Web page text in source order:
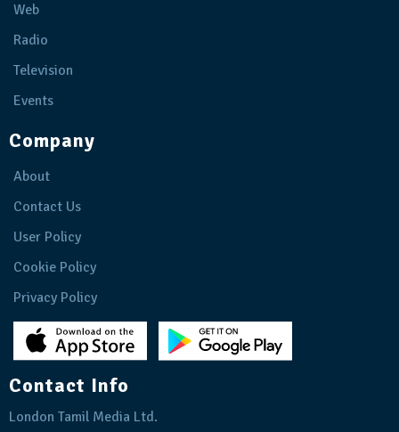
Web
Radio
Television
Events
Company
About
Contact Us
User Policy
Cookie Policy
Privacy Policy
Contact Info
London Tamil Media Ltd.